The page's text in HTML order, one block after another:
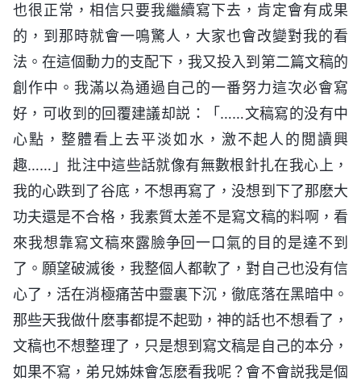
也很正常，相信只要我繼續寫下去，肯定會有成果
的，到那時就會一鳴驚人，大家也會改變對我的看
法。在這個動力的支配下，我又投入到第二篇文稿的
創作中。我滿以為通過自己的一番努力這次必會寫
好，可收到的回覆建議却説：「……文稿寫的没有中
心點，整體看上去平淡如水，激不起人的閲讀興
趣……」批注中這些話就像有無數根針扎在我心上，
我的心跌到了谷底，不想再寫了，没想到下了那麽大
功夫還是不合格，我素質太差不是寫文稿的料啊，看
來我想靠寫文稿來露臉争回一口氣的目的是達不到
了。願望破滅後，我整個人都軟了，對自己也没有信
心了，活在消極痛苦中靈裏下沉，徹底落在黑暗中。
那些天我做什麽事都提不起勁，神的話也不想看了，
文稿也不想整理了，只是想到寫文稿是自己的本分，
如果不寫，弟兄姊妹會怎麽看我呢？會不會説我是個